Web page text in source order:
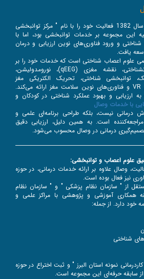
مرکز سلامت ذهن وصال از سال 1382 فعالیت خود را با نام " مرکز توانبخشی
این مجموعه بر خدمات توانبخشی بود، اما با
و ورود فناوری‌های نوین ارزیابی و درمان
یافت.
علوم اعصاب شناختی است که خدمات خود را بر
پایه ارزیابی‌های عصب‌روانشناختی، نقشه مغزی (qEEG)، نورومدولیشن،
توانبخشی شناختی، تحریک الکتریکی مغز
tDCS/CES، واقعیت مجازی VR و فناوری‌های نوین سلامت مغز ارائه می‌کند.
و بهبود عملکرد شناختی در کودکان و
با خدمات وصال
درمانی نیست، بلکه طراحی برنامه‌ای علمی و
است. به همین دلیل، ارزیابی دقیق
درمانی در وصال محسوب می‌شود.
علوم اعصاب و توانبخشی:
از 20 سال فعالیت، وصال علاوه بر ارائه خدمات درمانی، در حوزه
نیز فعال بوده است.
از " سازمان نظام پزشکی " و " سازمان نظام
همکاری آموزشی و پژوهشی با مراکز علمی و
خود دارد. از جمله:
شناختی
نمونه استان البرز " و ثبت اختراع در حوزه
سابقه حرفه‌ای این مجموعه است.